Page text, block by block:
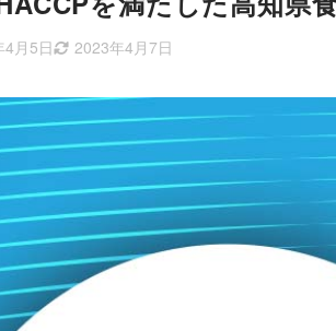
4月5日 2023年4月7日